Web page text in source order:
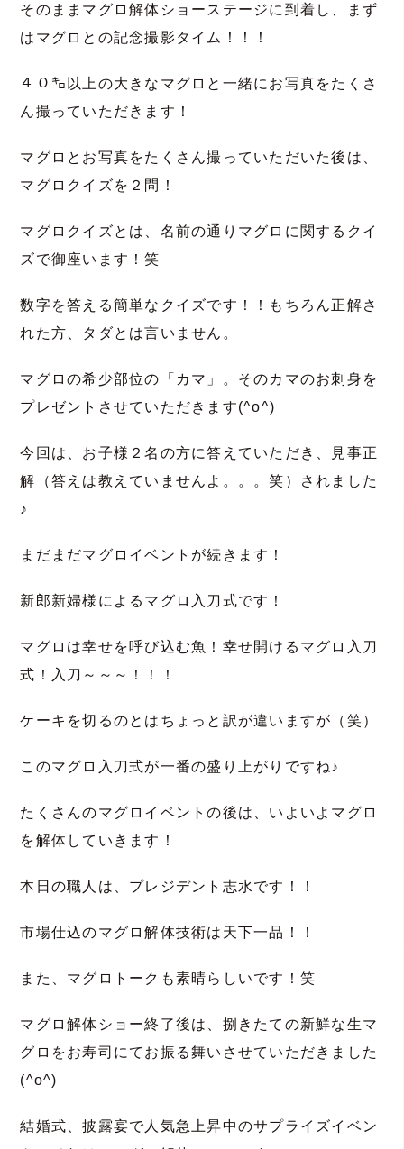
そのままマグロ解体ショーステージに到着し、まず
はマグロとの記念撮影タイム！！！
４０㌔以上の大きなマグロと一緒にお写真をたくさ
ん撮っていただきます！
マグロとお写真をたくさん撮っていただいた後は、
マグロクイズを２問！
マグロクイズとは、名前の通りマグロに関するクイ
ズで御座います！笑
数字を答える簡単なクイズです！！もちろん正解さ
れた方、タダとは言いません。
マグロの希少部位の「カマ」。そのカマのお刺身を
プレゼントさせていただきます(^o^)
今回は、お子様２名の方に答えていただき、見事正
解（答えは教えていませんよ。。。笑）されました
♪
まだまだマグロイベントが続きます！
新郎新婦様によるマグロ入刀式です！
マグロは幸せを呼び込む魚！幸せ開けるマグロ入刀
式！入刀～～～！！！
ケーキを切るのとはちょっと訳が違いますが（笑）
このマグロ入刀式が一番の盛り上がりですね♪
たくさんのマグロイベントの後は、いよいよマグロ
を解体していきます！
本日の職人は、プレジデント志水です！！
市場仕込のマグロ解体技術は天下一品！！
また、マグロトークも素晴らしいです！笑
マグロ解体ショー終了後は、捌きたての新鮮な生マ
グロをお寿司にてお振る舞いさせていただきました
(^o^)
結婚式、披露宴で人気急上昇中のサプライズイベン